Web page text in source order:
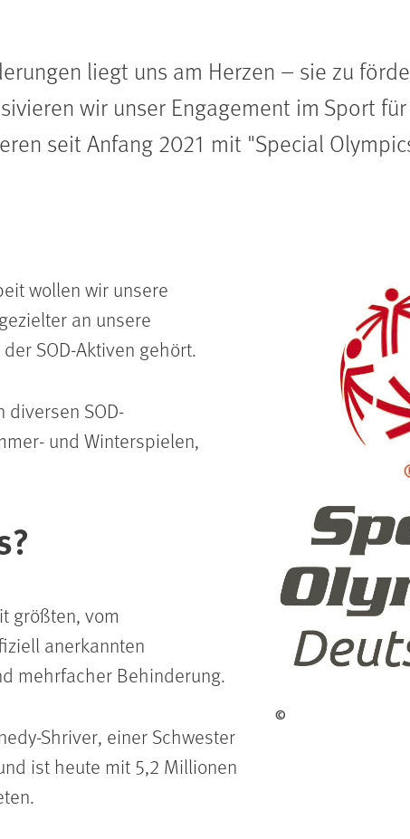
liegt uns am Herzen – sie zu
wir unser Engagement im Sport
seit Anfang 2021 mit "Special
©
wollen wir unsere
an unsere
SOD-Aktiven gehört.
diversen SOD-
und Winterspielen,
größten, vom
anerkannten
mehrfacher Behinderung.
Shriver, einer Schwester
ist heute mit 5,2 Millionen